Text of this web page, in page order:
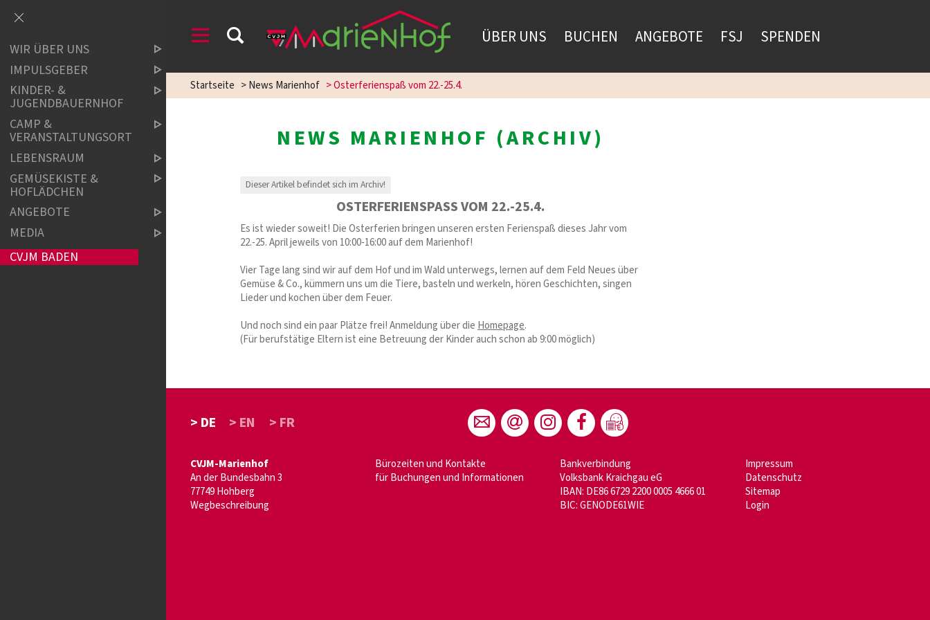
ÜBER UNS BUCHEN ANGEBOTE FSJ SPENDEN
Startseite >News Marienhof >Osterferienspaß vom 22.-25.4.
NEWS MARIENHOF (ARCHIV)
Dieser Artikel befindet sich im Archiv!
OSTERFERIENSPASS VOM 22.-25.4.
Es ist wieder soweit! Die Osterferien bringen unseren ersten Ferienspaß dieses Jahr vom
22.-25. April jeweils von 10:00-16:00 auf dem Marienhof!
Vier Tage lang sind wir auf dem Hof und im Wald unterwegs, lernen auf dem Feld Neues über
Gemüse & Co., kümmern uns um die Tiere, basteln und werkeln, hören Geschichten, singen
Lieder und kochen über dem Feuer.
Und noch sind ein paar Plätze frei! Anmeldung über die Homepage.
(Für berufstätige Eltern ist eine Betreuung der Kinder auch schon ab 9:00 möglich)
> DE > EN > FR
CVJM-Marienhof
An der Bundesbahn 3
77749 Hohberg
Wegbeschreibung
Bürozeiten und Kontakte
für Buchungen und Informationen
Bankverbindung
Volksbank Kraichgau eG
IBAN: DE86 6729 2200 0005 4666 01
BIC: GENODE61WIE
Impressum
Datenschutz
Sitemap
Login
WIR ÜBER UNS
IMPULSGEBER
KINDER- &
JUGENDBAUERNHOF
CAMP &
VERANSTALTUNGSORT
LEBENSRAUM
GEMÜSEKISTE &
HOFLÄDCHEN
ANGEBOTE
MEDIA
CVJM BADEN